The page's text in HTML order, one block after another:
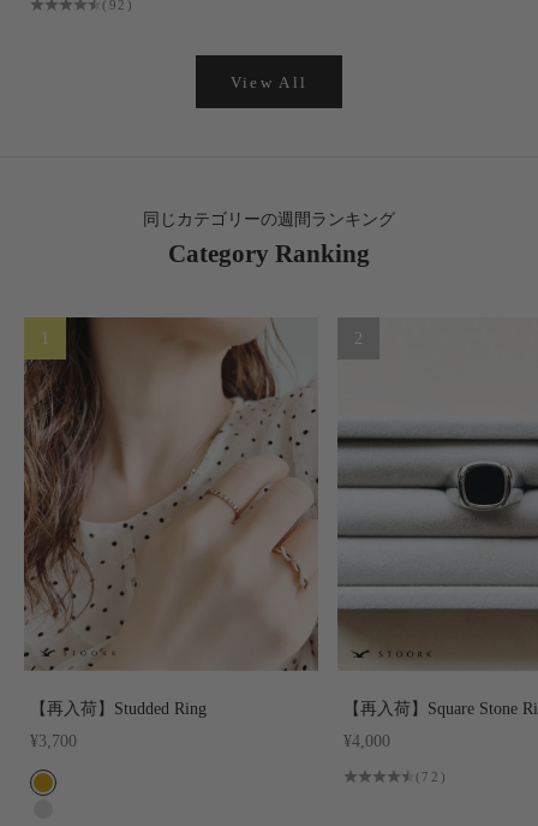
(92)
View All
同じカテゴリーの週間ランキング
Category Ranking
【再入荷】Studded Ring
セール価格
¥3,700
COLOR
GOLD
【再入荷】Square Stone
セール価格
¥4,000
(72)